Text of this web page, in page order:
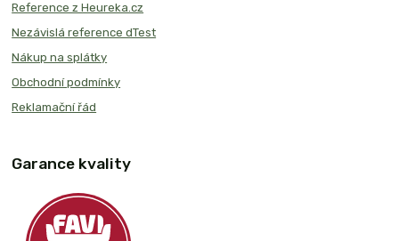
Reference z Heureka.cz
Nezávislá reference dTest
Nákup na splátky
Obchodní podmínky
Reklamační řád
Garance kvality